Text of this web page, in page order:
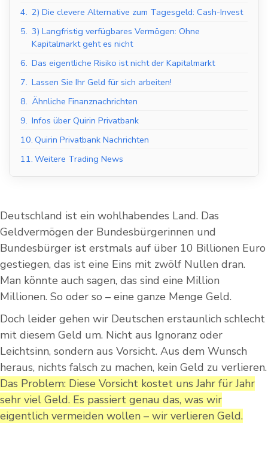
4. 2) Die clevere Alternative zum Tagesgeld: Cash-Invest
5. 3) Langfristig verfügbares Vermögen: Ohne
Kapitalmarkt geht es nicht
6. Das eigentliche Risiko ist nicht der Kapitalmarkt
7. Lassen Sie Ihr Geld für sich arbeiten!
8. Ähnliche Finanznachrichten
9. Infos über Quirin Privatbank
10. Quirin Privatbank Nachrichten
11. Weitere Trading News
Deutschland ist ein wohlhabendes Land. Das
Geldvermögen der Bundesbürgerinnen und
Bundesbürger ist erstmals auf über 10 Billionen Euro
gestiegen, das ist eine Eins mit zwölf Nullen dran.
Man könnte auch sagen, das sind eine Million
Millionen. So oder so – eine ganze Menge Geld.
Doch leider gehen wir Deutschen erstaunlich schlecht
mit diesem Geld um. Nicht aus Ignoranz oder
Leichtsinn, sondern aus Vorsicht. Aus dem Wunsch
heraus, nichts falsch zu machen, kein Geld zu verlieren.
Das Problem: Diese Vorsicht kostet uns Jahr für Jahr
sehr viel Geld. Es passiert genau das, was wir
eigentlich vermeiden wollen – wir verlieren Geld.